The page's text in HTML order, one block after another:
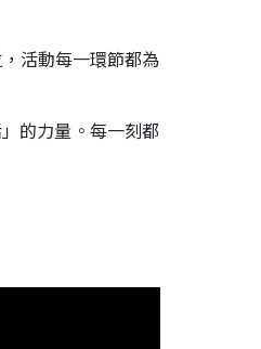
活動每一環節都為
的力量。每一刻都